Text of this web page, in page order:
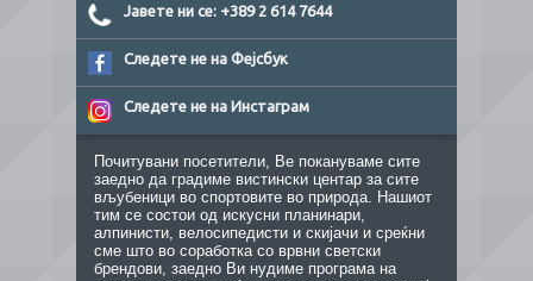
Јавете ни се: +389 2 614 7644
Следете не на Фејсбук
Следете не на Инстаграм
Почитувани посетители, Ве покануваме сите
заедно да градиме вистински центар за сите
вљубеници во спортовите во природа. Нашиот
тим се состои од искусни планинари,
алпинисти, велосипедисти и скијачи и среќни
сме што во соработка со врвни светски
брендови, заедно Ви нудиме програма на